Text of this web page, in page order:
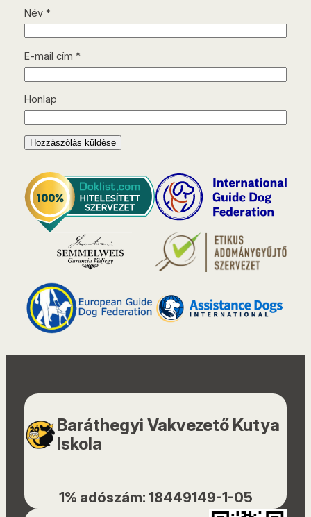
Név *
E-mail cím *
Honlap
Baráthegyi Vakvezető Kutya
Iskola
1% adószám: 18449149-1-05